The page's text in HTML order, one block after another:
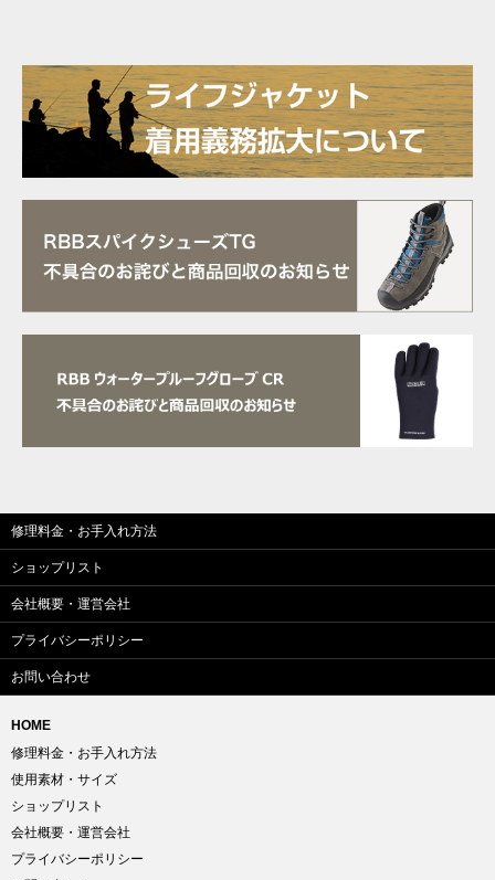
修理料金・お手入れ方法
ショップリスト
会社概要・運営会社
プライバシーポリシー
お問い合わせ
HOME
修理料金・お手入れ方法
使用素材・サイズ
ショップリスト
会社概要・運営会社
プライバシーポリシー